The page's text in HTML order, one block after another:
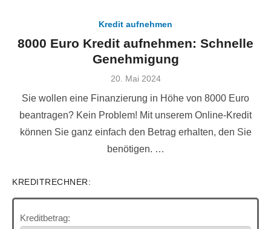
Kredit aufnehmen
8000 Euro Kredit aufnehmen: Schnelle
Genehmigung
Veröffentlicht
20. Mai 2024
Sie wollen eine Finanzierung in Höhe von 8000 Euro
beantragen? Kein Problem! Mit unserem Online-Kredit
können Sie ganz einfach den Betrag erhalten, den Sie
benötigen. …
KREDITRECHNER:
Kreditbetrag: